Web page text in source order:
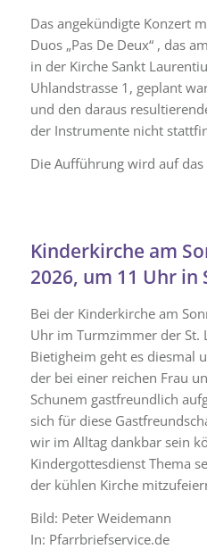
Das angekündigte Konzert
Duos „Pas De Deux“ , das
in der Kirche Sankt
Uhlandstrasse 1, geplant
und den daraus
der Instrumente nicht
Die Aufführung wird auf das
Kinderkirche am
2026, um 11 Uhr in
Bei der Kinderkirche am
Uhr im Turmzimmer der St.
Bietigheim geht es diesmal
der bei einer reichen Frau
Schunem gastfreundlich
sich für diese
wir im Alltag dankbar sein
Kindergottesdienst Thema
der kühlen Kirche
Bild: Peter Weidemann
In: Pfarrbriefservice.de